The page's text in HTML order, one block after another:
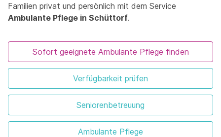
Familien privat und persönlich mit dem Service
Ambulante Pflege in Schüttorf.
Sofort geeignete Ambulante Pflege finden
Verfügbarkeit prüfen
Seniorenbetreuung
Ambulante Pflege